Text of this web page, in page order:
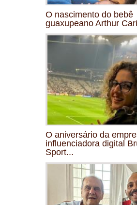
O nascimento do bebê
guaxupeano Arthur
O aniversário da
influenciadora digital
Sport...